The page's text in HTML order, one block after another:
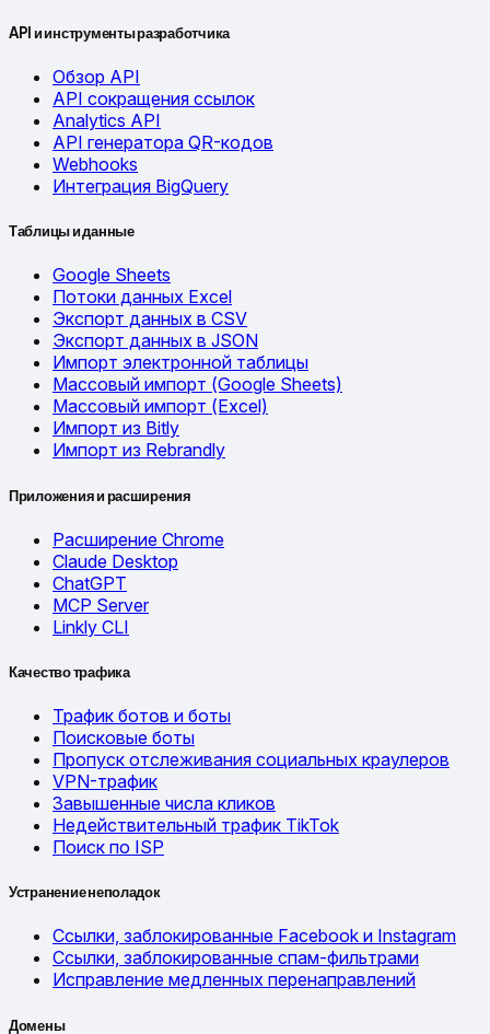
API и инструменты разработчика
Обзор API
API сокращения ссылок
Analytics API
API генератора QR-кодов
Webhooks
Интеграция BigQuery
Таблицы и данные
Google Sheets
Потоки данных Excel
Экспорт данных в CSV
Экспорт данных в JSON
Импорт электронной таблицы
Массовый импорт (Google Sheets)
Массовый импорт (Excel)
Импорт из Bitly
Импорт из Rebrandly
Приложения и расширения
Расширение Chrome
Claude Desktop
ChatGPT
MCP Server
Linkly CLI
Качество трафика
Трафик ботов и боты
Поисковые боты
Пропуск отслеживания социальных краулеров
VPN-трафик
Завышенные числа кликов
Недействительный трафик TikTok
Поиск по ISP
Устранение неполадок
Ссылки, заблокированные Facebook и Instagram
Ссылки, заблокированные спам-фильтрами
Исправление медленных перенаправлений
Домены